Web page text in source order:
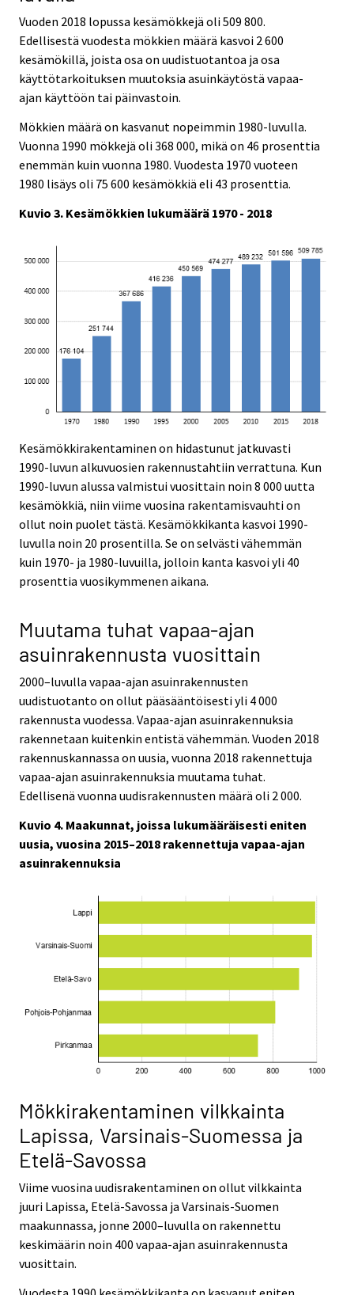
Vuoden 2018 lopussa kesämökkejä oli 509 800.
Edellisestä vuodesta mökkien määrä kasvoi 2 600
kesämökillä, joista osa on uudistuotantoa ja osa
käyttötarkoituksen muutoksia asuinkäytöstä vapaa-
ajan käyttöön tai päinvastoin.
Mökkien määrä on kasvanut nopeimmin 1980-luvulla.
Vuonna 1990 mökkejä oli 368 000, mikä on 46 prosenttia
enemmän kuin vuonna 1980. Vuodesta 1970 vuoteen
1980 lisäys oli 75 600 kesämökkiä eli 43 prosenttia.
Kuvio 3. Kesämökkien lukumäärä 1970 - 2018
Kesämökkirakentaminen on hidastunut jatkuvasti
1990-luvun alkuvuosien rakennustahtiin verrattuna. Kun
1990-luvun alussa valmistui vuosittain noin 8 000 uutta
kesämökkiä, niin viime vuosina rakentamisvauhti on
ollut noin puolet tästä. Kesämökkikanta kasvoi 1990-
luvulla noin 20 prosentilla. Se on selvästi vähemmän
kuin 1970- ja 1980-luvuilla, jolloin kanta kasvoi yli 40
prosenttia vuosikymmenen aikana.
Muutama tuhat vapaa-ajan
asuinrakennusta vuosittain
2000–luvulla vapaa-ajan asuinrakennusten
uudistuotanto on ollut pääsääntöisesti yli 4 000
rakennusta vuodessa. Vapaa-ajan asuinrakennuksia
rakennetaan kuitenkin entistä vähemmän. Vuoden 2018
rakennuskannassa on uusia, vuonna 2018 rakennettuja
vapaa-ajan asuinrakennuksia muutama tuhat.
Edellisenä vuonna uudisrakennusten määrä oli 2 000.
Kuvio 4. Maakunnat, joissa lukumääräisesti eniten
uusia, vuosina 2015–2018 rakennettuja vapaa-ajan
asuinrakennuksia
Mökkirakentaminen vilkkainta
Lapissa, Varsinais-Suomessa ja
Etelä-Savossa
Viime vuosina uudisrakentaminen on ollut vilkkainta
juuri Lapissa, Etelä-Savossa ja Varsinais-Suomen
maakunnassa, jonne 2000–luvulla on rakennettu
keskimäärin noin 400 vapaa-ajan asuinrakennusta
vuosittain.